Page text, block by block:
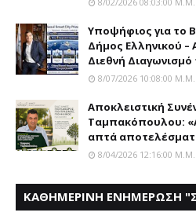
Yποψήφιος για το
Δήμος Ελληνικού
Διεθνή
8/07/2026 10:08:00 Μ.μ.
Αποκλειστική
Ταμπακόπουλου:
απτά
8/04/2026 12:16:00 Μ.μ.
ΚΑΘΗΜΕΡΙΝΗ ΕΝΗΜΕΡΩΣΗ